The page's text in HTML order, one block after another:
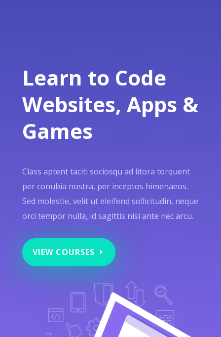
Learn to Code
Websites, Apps &
Games
Class aptent taciti sociosqu ad litora torquent
per conubia nostra, per inceptos himenaeos.
Sed molestie, velit ut eleifend sollicitudin, neque
orci tempor nulla, id sagittis nisi ante nec arcu.
VIEW COURSES